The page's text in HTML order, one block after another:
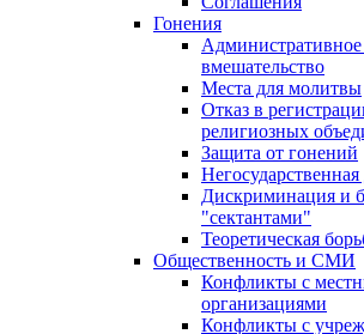
Гонения
вмешательство
Места для молитвы
Отказ в
религиозных
Защита от гонений
Дискриминация и
"сектантами"
Теоретическая
Общественность и СМИ
Конфликты с
организациями
Конфликты с